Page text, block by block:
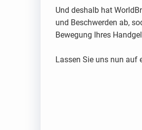
Und deshalb hat
und Beschwerden ab,
Bewegung Ihres
Lassen Sie uns nun auf